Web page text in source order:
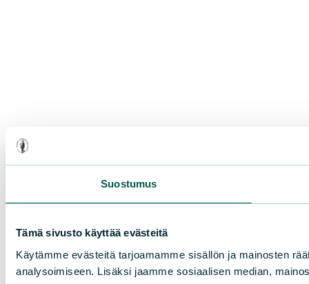
Suostumus
Tämä sivusto käyttää evästeitä
Käytämme evästeitä tarjoamamme sisällön ja mainosten
analysoimiseen. Lisäksi jaamme sosiaalisen median,